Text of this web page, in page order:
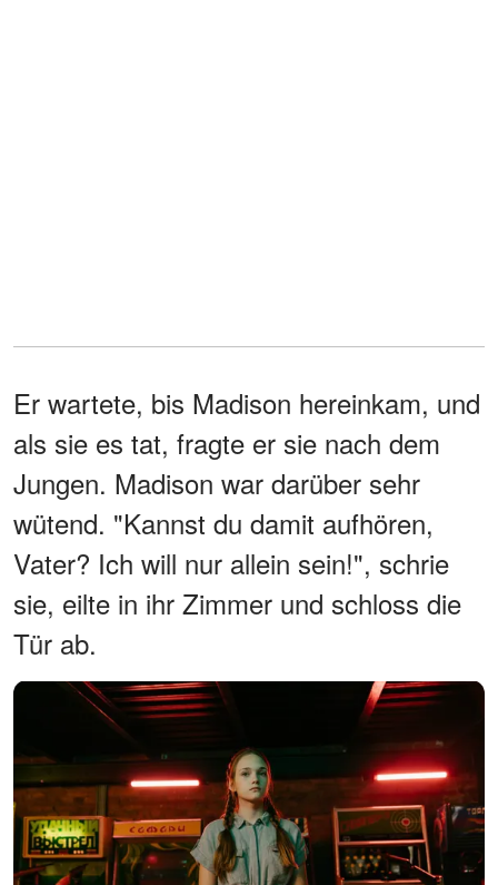
Er wartete, bis Madison hereinkam, und
als sie es tat, fragte er sie nach dem
Jungen. Madison war darüber sehr
wütend. "Kannst du damit aufhören,
Vater? Ich will nur allein sein!", schrie
sie, eilte in ihr Zimmer und schloss die
Tür ab.